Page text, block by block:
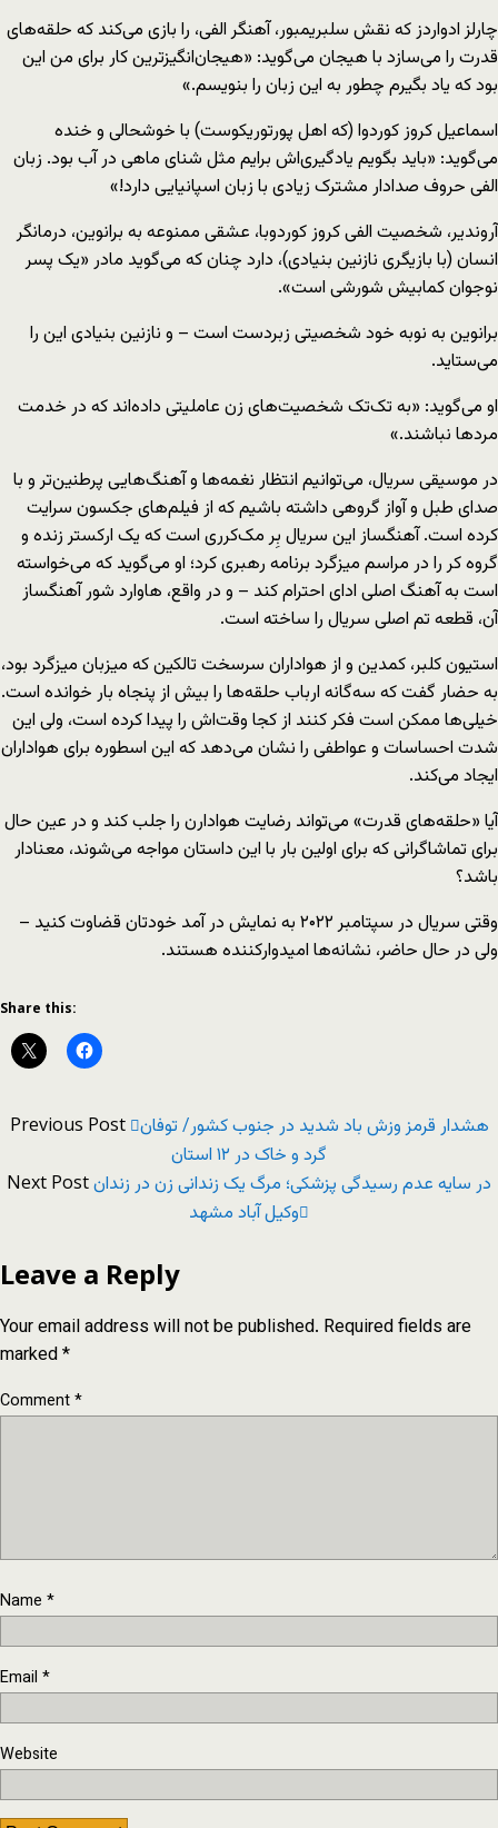
چارلز ادواردز که نقش سلبریمبور، آهنگر الفی، را بازی می‌کند که حلقه‌های
قدرت را می‌سازد با هیجان می‌گوید: «هیجان‌انگیزترین کار برای من این
بود که یاد بگیرم چطور به این زبان را بنویسم.»
اسماعیل کروز کوردوا (که اهل پورتوریکوست) با خوشحالی و خنده
می‌گوید: «باید بگویم یادگیری‌اش برایم مثل شنای ماهی در آب بود. زبان
الفی حروف صدادار مشترک زیادی با زبان اسپانیایی دارد!»
آروندیر، شخصیت الفی کروز کوردوبا، عشقی ممنوعه به برانوین، درمانگر
انسان (با بازیگری نازنین بنیادی)، دارد چنان که می‌گوید مادر «یک پسر
نوجوان کمابیش شورشی است».
برانوین به نوبه خود شخصیتی زبردست است – و نازنین بنیادی این را
می‌ستاید.
او می‌گوید: «به تک‌تک شخصیت‌های زن عاملیتی داده‌اند که در خدمت
مردها نباشند.»
در موسیقی سریال، می‌توانیم انتظار نغمه‌ها و آهنگ‌هایی پرطنین‌تر و با
صدای طبل و آواز گروهی داشته باشیم که از فیلم‌های جکسون سرایت
کرده است. آهنگساز این سریال بِر مک‌کرری است که یک ارکستر زنده و
گروه کر را در مراسم میزگرد برنامه رهبری کرد؛ او می‌گوید که می‌خواسته
است به آهنگ اصلی ادای احترام ‌کند – و در واقع، هاوارد شور آهنگساز
آن، قطعه تم اصلی سریال را ساخته است.
استیون کلبر، کمدین و از هواداران سرسخت تالکین که میزبان میزگرد بود،
به حضار گفت که سه‌گانه ارباب حلقه‌ها را بیش از پنجاه بار خوانده است.
خیلی‌ها ممکن است فکر کنند از کجا وقت‌اش را پیدا کرده است، ولی این
شدت احساسات و عواطفی را نشان می‌دهد که این اسطوره برای هواداران
ایجاد می‌کند.
آیا «حلقه‌های قدرت» می‌تواند رضایت هوادارن را جلب کند و در عین حال
برای تماشاگرانی که برای اولین بار با این داستان مواجه می‌شوند، معنادار
باشد؟
وقتی سریال در سپتامبر ۲۰۲۲ به نمایش در آمد خودتان قضاوت کنید –
ولی در حال حاضر، نشانه‌ها امیدوارکننده هستند.
Share this:
Previous Post هشدار قرمز وزش باد شدید در جنوب کشور/ توفان
گرد و خاک در ۱۲ استان
Next Postدر سایه عدم رسیدگی پزشکی؛ مرگ یک زندانی زن در زندان
وکیل آباد مشهد
Leave a Reply
Your email address will not be published. Required fields are
marked*
Comment*
Name *
Email *
Website